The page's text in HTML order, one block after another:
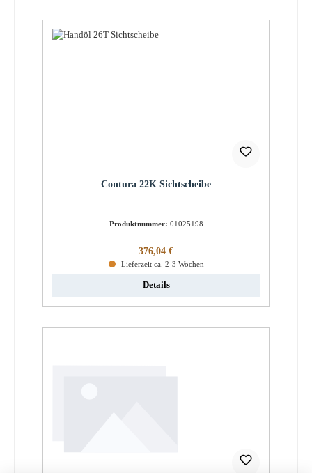
Contura 22K Sichtscheibe
Produktnummer: 01025198
Regulärer Preis:
376,04 €
Lieferzeit ca. 2-3 Wochen
Details